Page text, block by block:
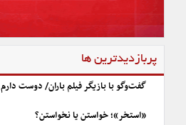
پربازدیدترین ها
گفت‌وگو با بازیگر فیلم باران/ دوست
«استخر»؛ خواستن یا نخواستن؟